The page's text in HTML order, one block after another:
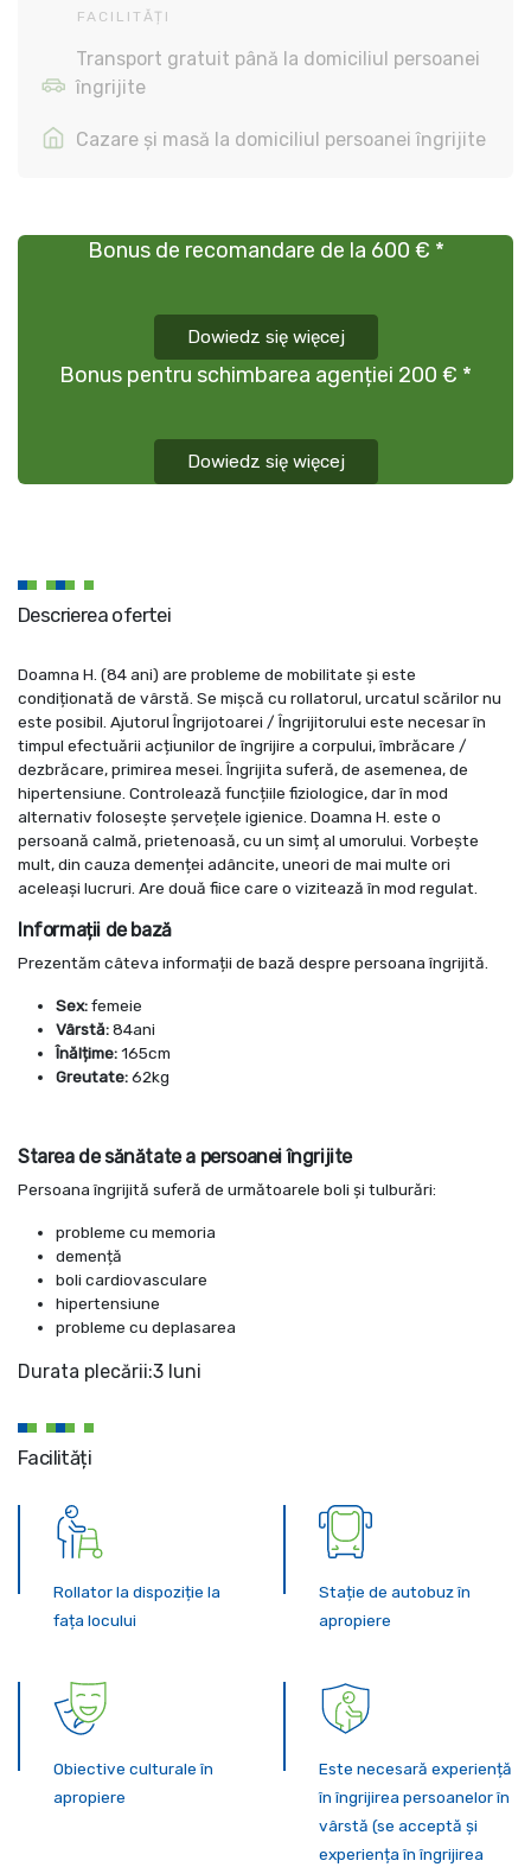
FACILITĂȚI
Transport gratuit până la domiciliul persoanei
îngrijite
Cazare și masă la domiciliul persoanei îngrijite
Bonus de recomandare de la 600 € *
Dowiedz się więcej
Bonus pentru schimbarea agenției 200 € *
Dowiedz się więcej
Descrierea ofertei
Doamna H. (84 ani) are probleme de mobilitate și este
condiționată de vârstă. Se mișcă cu rollatorul, urcatul scărilor nu
este posibil. Ajutorul Îngrijotoarei / Îngrijitorului este necesar în
timpul efectuării acțiunilor de îngrijire a corpului, îmbrăcare /
dezbrăcare, primirea mesei. Îngrijita suferă, de asemenea, de
hipertensiune. Controlează funcțiile fiziologice, dar în mod
alternativ folosește șervețele igienice. Doamna H. este o
persoană calmă, prietenoasă, cu un simț al umorului. Vorbește
mult, din cauza demenței adâncite, uneori de mai multe ori
aceleași lucruri. Are două fiice care o vizitează în mod regulat.
Informații de bază
Prezentăm câteva informații de bază despre persoana îngrijită.
Sex:femeie
Vârstă:84ani
Înălțime:165cm
Greutate:62kg
Starea de sănătate a persoanei îngrijite
Persoana îngrijită suferă de următoarele boli și tulburări:
probleme cu memoria
demență
boli cardiovasculare
hipertensiune
probleme cu deplasarea
Durata plecării:3 luni
Facilități
Rollator la dispoziție la
fața locului
Stație de autobuz în
apropiere
Obiective culturale în
apropiere
Este necesară experiență
în îngrijirea persoanelor în
vârstă (se acceptă și
experiența în îngrijirea